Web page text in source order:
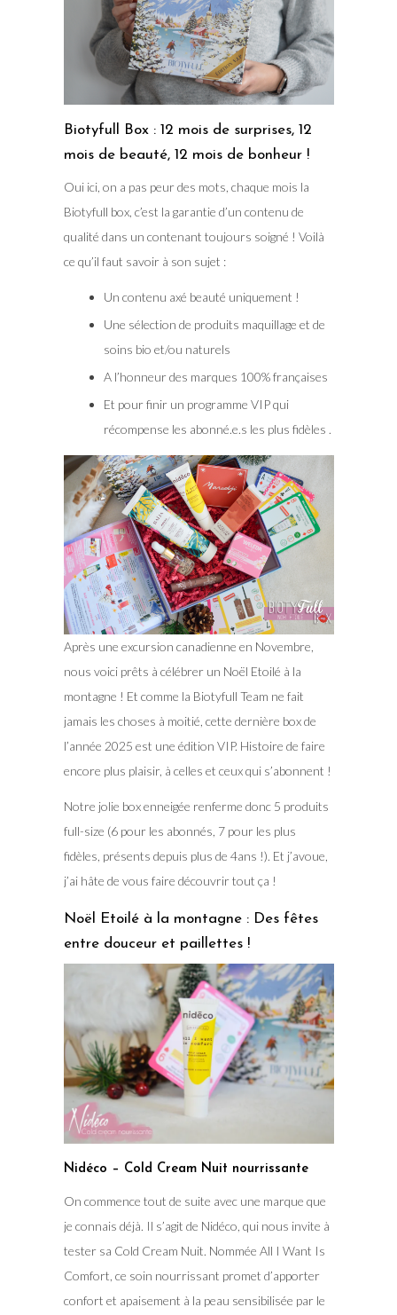
Biotyfull Box : 12 mois de surprises, 12
mois de beauté, 12 mois de bonheur !
Oui ici, on a pas peur des mots, chaque mois la
Biotyfull box, c’est la garantie d’un contenu de
qualité dans un contenant toujours soigné ! Voilà
ce qu’il faut savoir à son sujet :
Un contenu axé beauté uniquement !
Une sélection de produits maquillage et de
soins bio et/ou naturels
A l’honneur des marques 100% françaises
Et pour finir un programme VIP qui
récompense les abonné.e.s les plus fidèles .
Après une excursion canadienne en Novembre,
nous voici prêts à célébrer un Noël Etoilé à la
montagne ! Et comme la Biotyfull Team ne fait
jamais les choses à moitié, cette dernière box de
l’année 2025 est une édition VIP. Histoire de faire
encore plus plaisir, à celles et ceux qui s’abonnent !
Notre jolie box enneigée renferme donc 5 produits
full-size (6 pour les abonnés, 7 pour les plus
fidèles, présents depuis plus de 4ans !). Et j’avoue,
j’ai hâte de vous faire découvrir tout ça !
Noël Etoilé à la montagne : Des fêtes
entre douceur et paillettes !
Nidéco – Cold Cream Nuit nourrissante
On commence tout de suite avec une marque que
je connais déjà. Il s’agit de Nidéco, qui nous invite à
tester sa Cold Cream Nuit. Nommée All I Want Is
Comfort, ce soin nourrissant promet d’apporter
confort et apaisement à la peau sensibilisée par le